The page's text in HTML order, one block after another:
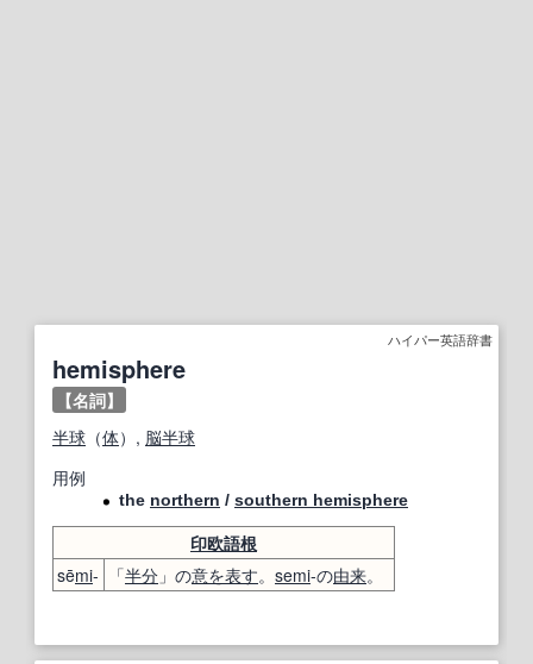
ハイパー英語辞書
hemisphere
【名詞】
半球 （体）, 脳半球
用例
the northern / southern hemisphere
印欧語根
sēmi- 「半分 」の意を表す。 semi-の由来。